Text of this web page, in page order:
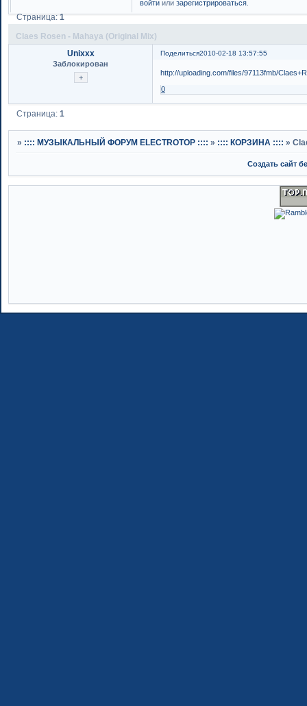
войти или зарегистрироваться
Claes Rosen - Mahaya (Original Mix)
Страница:1
Поделиться2010-02-18 13:57:55
Unixxx
Заблокирован
http://uploading.com/files/97113fmb/
0
Страница:1
» :::: МУЗЫКАЛЬНЫЙ ФОРУМ ELECTROTOP :::: » :::: КОРЗИНА :::: »
Создать сайт